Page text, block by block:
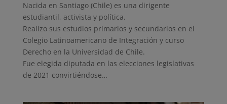
Nacida en Santiago (Chile) es una dirigente
estudiantil, activista y política.
Realizo sus estudios primarios y secundarios en el
Colegio Latinoamericano de Integración y curso
Derecho en la Universidad de Chile.
Fue elegida diputada en las elecciones legislativas
de 2021 convirtiéndose…